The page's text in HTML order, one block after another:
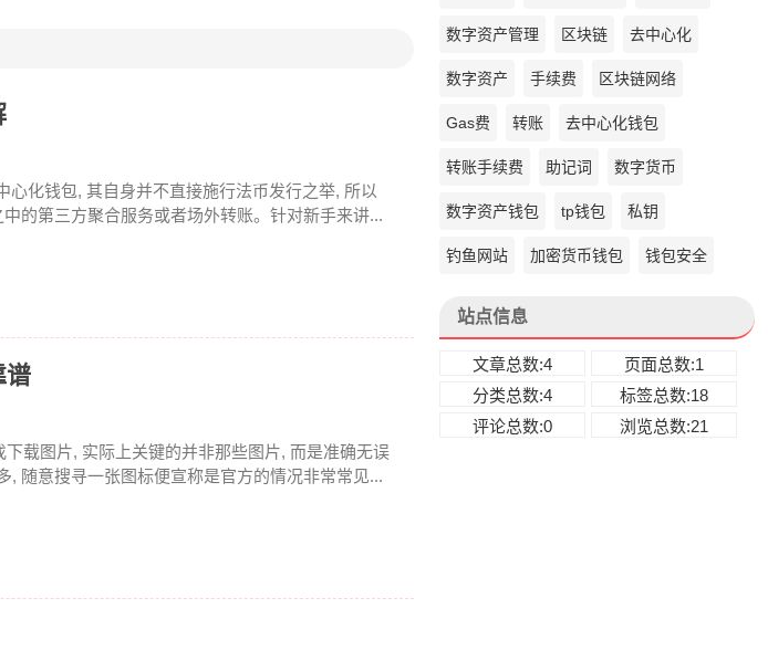
心化钱包, 其自身并不直接施行法币发行之举, 所以
的第三方聚合服务或者场外转账。针对新手来讲...
谱
载图片, 实际上关键的并非那些图片, 而是准确无误
, 随意搜寻一张图标便宣称是官方的情况非常常见...
数字资产管理 区块链 去中心化
数字资产 手续费 区块链网络
Gas费 转账 去中心化钱包
转账手续费 助记词 数字货币
数字资产钱包 tp钱包 私钥
钓鱼网站 加密货币钱包 钱包安全
站点信息
文章总数:4
页面总数:1
分类总数:4
标签总数:18
评论总数:0
浏览总数:21